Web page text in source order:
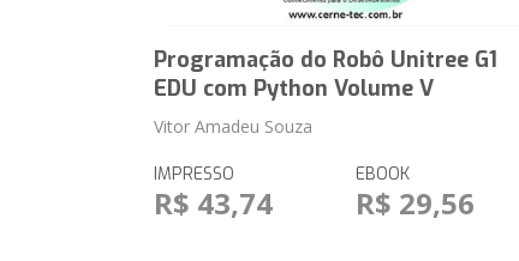
Programação do Robô Unitree G1
EDU com Python Volume V
Vitor Amadeu Souza
IMPRESSO
R$ 43,74
EBOOK
R$ 29,56